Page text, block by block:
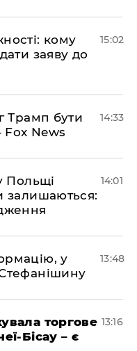
кому
заяву до
15:02
Трамп бути
Fox News
14:33
Польщі
залишаються:
14:01
у
13:48
торгове
Бісау – є
13:16